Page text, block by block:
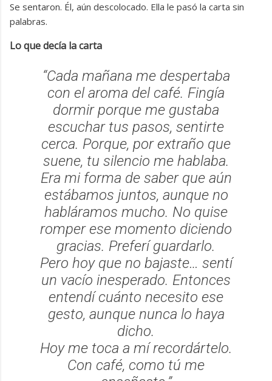
Se sentaron. Él, aún descolocado. Ella le pasó la carta sin
palabras.
Lo que decía la carta
“Cada mañana me despertaba
con el aroma del café. Fingía
dormir porque me gustaba
escuchar tus pasos, sentirte
cerca. Porque, por extraño que
suene, tu silencio me hablaba.
Era mi forma de saber que aún
estábamos juntos, aunque no
habláramos mucho. No quise
romper ese momento diciendo
gracias. Preferí guardarlo.
Pero hoy que no bajaste… sentí
un vacío inesperado. Entonces
entendí cuánto necesito ese
gesto, aunque nunca lo haya
dicho.
Hoy me toca a mí recordártelo.
Con café, como tú me